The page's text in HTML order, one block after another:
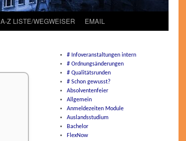
A-Z LISTE/WEGWEISER EMAIL
# Infoveranstaltungen intern
# Ordnungsänderungen
# Qualitätsrunden
# Schon gewusst?
Absolventenfeier
Allgemein
Anmeldezeiten Module
Auslandsstudium
Bachelor
FlexNow